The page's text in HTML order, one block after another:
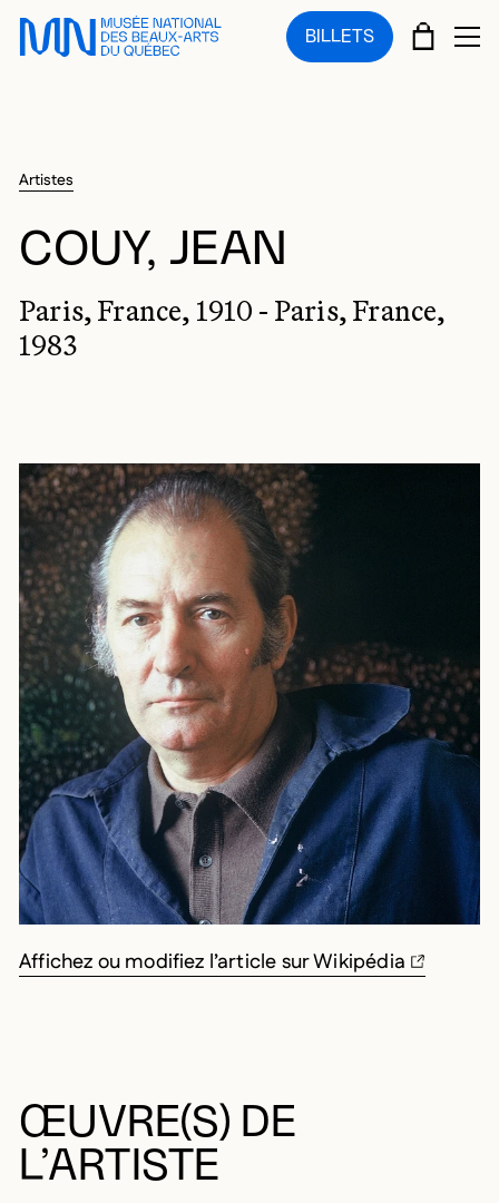
Sauter au menu principal
Sauter au contenu principal
Sauter au pied de page
BILLETS PANIER
Artistes
COUY, JEAN
Paris, France, 1910 - Paris, France,
1983
Affichez ou modifiez l’article sur Wikipédia
ŒUVRE(S) DE
L’ARTISTE